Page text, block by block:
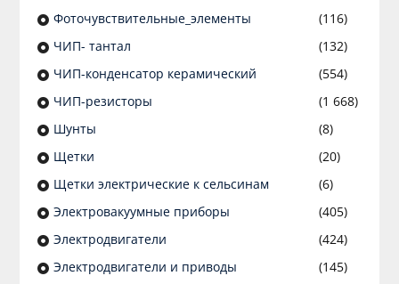
Фоточувствительные_элементы
(116)
ЧИП- тантал
(132)
ЧИП-конденсатор керамический
(554)
ЧИП-резисторы
(1 668)
Шунты
(8)
Щетки
(20)
Щетки электрические к сельсинам
(6)
Электровакуумные приборы
(405)
Электродвигатели
(424)
Электродвигатели и приводы
(145)